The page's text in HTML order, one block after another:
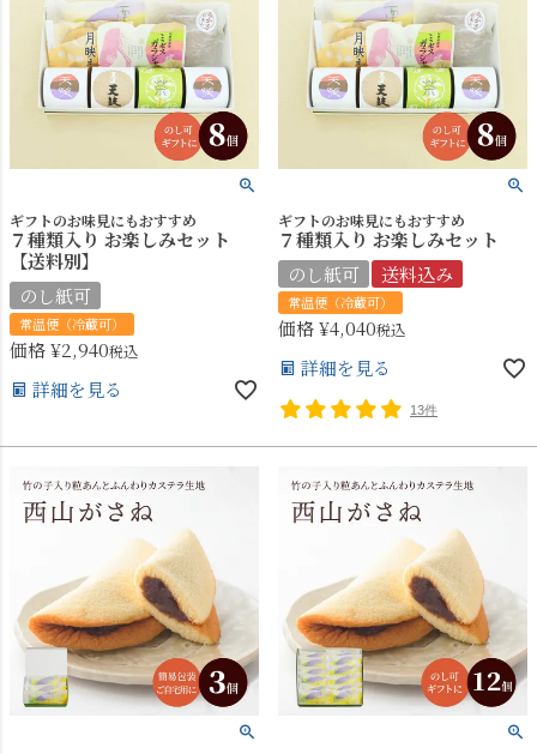
ギフトのお味見にもおすすめ
７種類入り お楽しみセット
【送料別】
のし紙可
常温便（冷蔵可）
価格¥2,940税込
詳細を見る
ギフトのお味見にもおすすめ
７種類入り お楽しみセット
のし紙可
送料込み
常温便（冷蔵可）
価格¥4,040税込
詳細を見る
13件